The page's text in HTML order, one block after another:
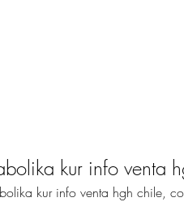
kur info venta